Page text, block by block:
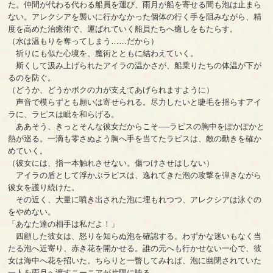
た。仲間が代わる代わる船員を運び、雨月が船を寄せる間も泡は止まら
ない。アレクシアを襲いに行かなかった個体の行く手を阻みながら、精
度を高めた治癒術で、運ばれていく船員たちへ癒しをもたらす。
（水は温もりを奪ってしまう……だから）
祈りにも似た心境を、魔術とともに結わえていく。
斯くして汲み上げられたアイラの温かさが、船乗りたちの体温が下が
るのを防ぐ。
（どうか、どうかボクの力が支えてあげられますように）
声音で模らずとも願いは寄せられる。尽力したいと睫毛を揺らすアイ
ラに、ラピスは眦を和らげる。
ああそう、きっとそんな彼女だからこそ──ラピスの胸中をぽかぽかと
熱が巡る。一滴も零さぬよう胸へ手を当てたラピスは、敵の動きを確か
めていく。
（彼女には、指一本触れさせない。傷つけさせはしない）
アイラの盾として浮かぶラピスは、逸れてきた泡の攻撃を弾きながら
彼女を護り続けた。
その近く、大量に噴き出された泡に埋もれつつ、アレクシアは泳ぐの
をやめない。
「あなた達の相手は私だよ！」
四顧した彼女は、怒りを知らぬ泡を確認する。わずかな迷いもなく当
たる泡へ近寄り、赤き花を開かせる。誰の元へも行かせない一心で、彼
女は海中へ花を招いた。ちらりと一瞥してみれば、泡に幽閉されていた